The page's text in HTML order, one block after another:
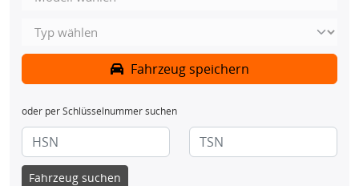
Fahrzeug speichern
oder per Schlüsselnummer suchen
Fahrzeug suchen